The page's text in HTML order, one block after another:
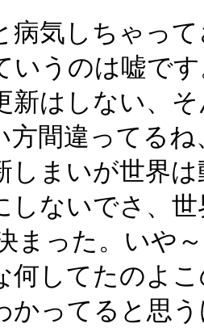
気しちゃって
いうのは嘘で
新はしない、
方間違ってる
しまいが世界
しないでさ、
った。いや
何してたのよ
かってると思